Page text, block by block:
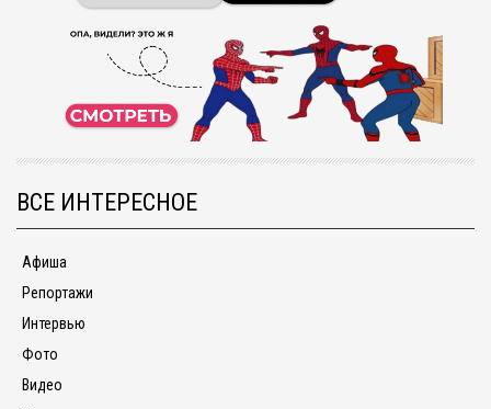
ВСЕ ИНТЕРЕСНОЕ
Афиша
Репортажи
Интервью
Фото
Видео